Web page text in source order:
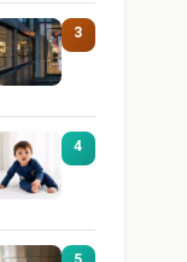
3
4